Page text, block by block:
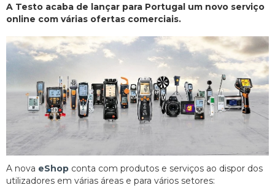
A Testo acaba de lançar para Portugal um novo serviço
online com várias ofertas comerciais.
A nova eShop conta com produtos e serviços ao dispor dos
utilizadores em várias áreas e para vários setores: